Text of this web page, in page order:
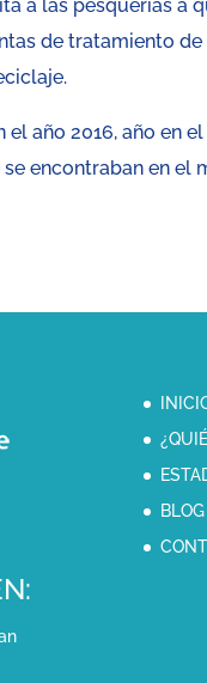
a las pesquerías
de tratamiento
el año 2016, año en
encontraban en el
BLOG